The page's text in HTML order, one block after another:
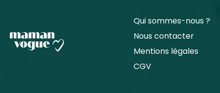
Qui sommes-nous ?
Nous contacter
Mentions légales
CGV